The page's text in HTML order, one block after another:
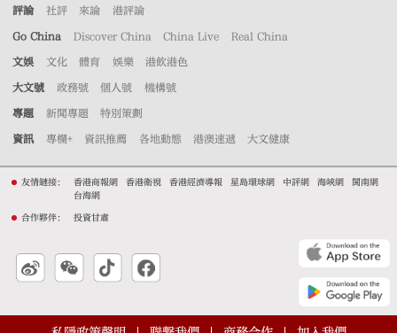
評論 社評 來論 港評論
Go China Discover China China Live Real China
文娛 文化 體育 娛樂 港飲港色
大文號 政務號 個人號 機構號
專題 新聞專題 特別策劃
資訊 專欄+ 資訊推薦 各地動態 港澳速遞 大文健康
友情鏈接： 香港商報網 香港衛視 香港經濟導報 星島環球網 中評網 海峽網
閩南網
台海網
合作夥伴： 投資甘肅